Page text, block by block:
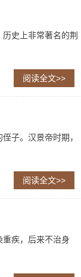
史上非常著名的荆
阅读全文>>
子。汉景帝时期，
阅读全文>>
疾，后来不治身